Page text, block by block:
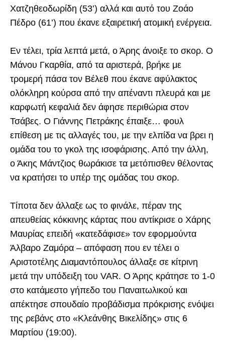
Χατζηθεοδωρίδη (53’) αλλά και αυτό του Ζοάο
Πέδρο (61’) που έκανε εξαιρετική ατομική ενέργεια.
Εν τέλει, τρία λεπτά μετά, ο Άρης άνοιξε το σκορ. Ο
Μάνου Γκαρθία, από τα αριστερά, βρήκε με
τρομερή πάσα τον Βέλεθ που έκανε αφύλακτος
ολόκληρη κούρσα από την απέναντι πλευρά και με
καρφωτή κεφαλιά δεν άφησε περιθώρια στον
Τσάβες. Ο Γιάννης Πετράκης έπαιξε… φουλ
επίθεση με τις αλλαγές του, με την ελπίδα να βρει η
ομάδα του το γκολ της ισοφάρισης. Από την άλλη,
ο Άκης Μάντζιος θωράκισε τα μετόπισθεν θέλοντας
να κρατήσει το υπέρ της ομάδας του σκορ.
Τίποτα δεν άλλαξε ως το φινάλε, πέραν της
απευθείας κόκκινης κάρτας που αντίκρισε ο Χάρης
Μαυρίας επειδή «κατεδάφισε» τον εφορμούντα
Άλβαρο Ζαμόρα – απόφαση που εν τέλει ο
Αριστοτέλης Διαμαντόπουλος άλλαξε σε κίτρινη
μετά την υπόδειξη του VAR. Ο Άρης κράτησε το 1-0
στο κατάμεστο γήπεδο του Παναιτωλικού και
απέκτησε σπουδαίο προβάδισμα πρόκρισης ενόψει
της ρεβάνς στο «Κλεάνθης Βικελίδης» στις 6
Μαρτίου (19:00).